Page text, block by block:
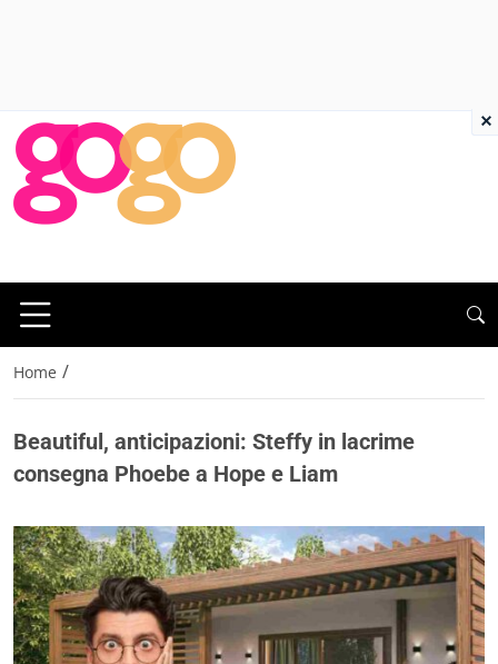
Home /
Beautiful, anticipazioni: Steffy in lacrime
consegna Phoebe a Hope e Liam
×